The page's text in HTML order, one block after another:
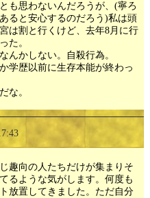
も思わないんだろうが、(寧ろ
ると安心するのだろう)私は頭
は割と行くけど、去年8月に行
た。
んかしない。自殺行為。
学歴以前に生存本能が終わっ
な。
趣向の人たちだけが集まりそ
るような気がします。何度も
放置してきました。ただ自分